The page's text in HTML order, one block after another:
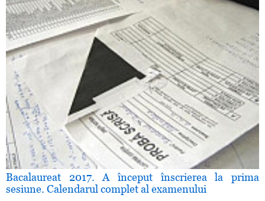
Bacalaureat 2017. A început înscrierea la prima
sesiune. Calendarul complet al examenului